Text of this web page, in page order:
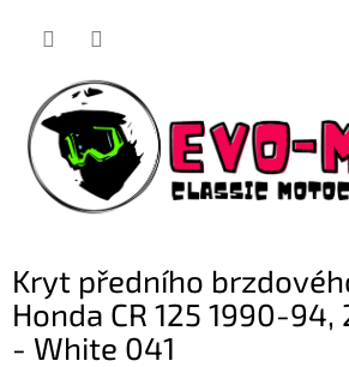
Kryt předního
Honda CR 125 1990-
- White 041